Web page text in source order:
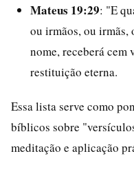
Mateus 19:29: "E
ou irmãos, ou irmãs,
nome, receberá cem
restituição eterna.
Essa lista serve como
bíblicos sobre
meditação e aplicação